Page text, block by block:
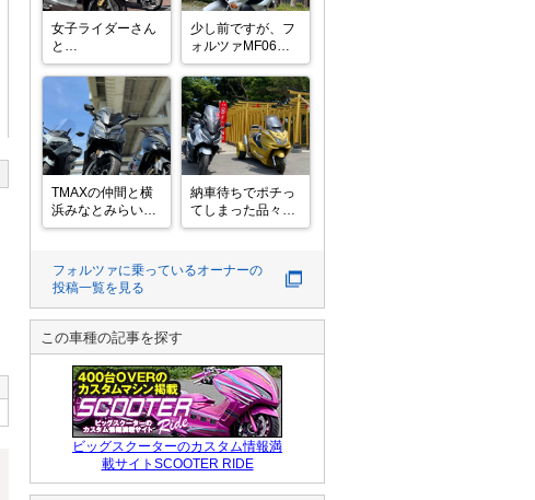
女子ライダーさん
と
ランチツーリング
✨の巻
昨日のお話です
が‥‥
モトクルメンバー
@162957 さんに
お誘いいただいて
2人でランチツー
リング〜😃
の中にあるレスト
ランへ
パスタ
少し前ですが、フ
ォルツァMF06納
車後、初のツーリ
ングへ😊
兵庫の丹波篠山方
面へ慣らしも兼ね
て行ってきました
😋
TMAXの仲間と横
浜みなとみらいへ
ツーリングに行っ
#TMAX #バイク #
ツーリング
クが好きだ #スク
ーター #ビッグス
クーター
納車待ちでポチっ
てしまった品々を
取り付けして慣ら
ヶ浦のほしいも神
社へ
フォルツァに乗っているオーナーの
投稿一覧を見る
この車種の記事を探す
ビッグスクーターのカスタム情報満
載サイトSCOOTER RIDE